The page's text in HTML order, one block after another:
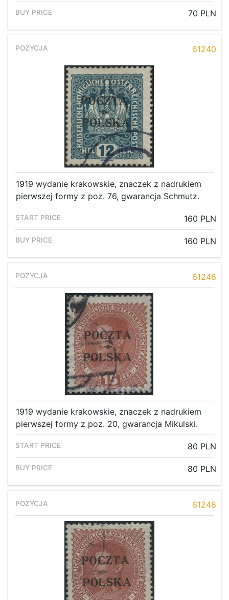
70 PLN
61240
1919 wydanie krakowskie, znaczek z nadrukiem
pierwszej formy z poz. 76, gwarancja Schmutz.
160 PLN
160 PLN
61246
1919 wydanie krakowskie, znaczek z nadrukiem
pierwszej formy z poz. 20, gwarancja Mikulski.
80 PLN
80 PLN
61248